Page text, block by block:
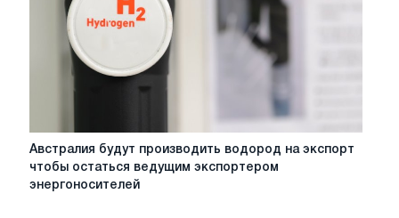
сдуется
Австралия
будут
Австралия будут производить водород на экспорт
чтобы остаться ведущим экспортером
энергоносителей